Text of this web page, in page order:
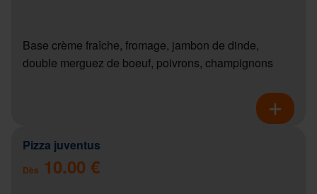
Base crème fraîche, fromage, jambon de dinde,
double merguez de boeuf, poivrons, champignons
Pizza juventus
Dès 10.00 €